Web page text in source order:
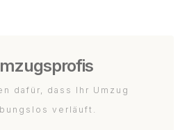
dafür, dass Ihr Umzug
verläuft.